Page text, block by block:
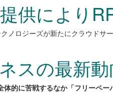
供により
ノロジーズが新たにクラウド
スの最新
体的に苦戦するなか「フリー